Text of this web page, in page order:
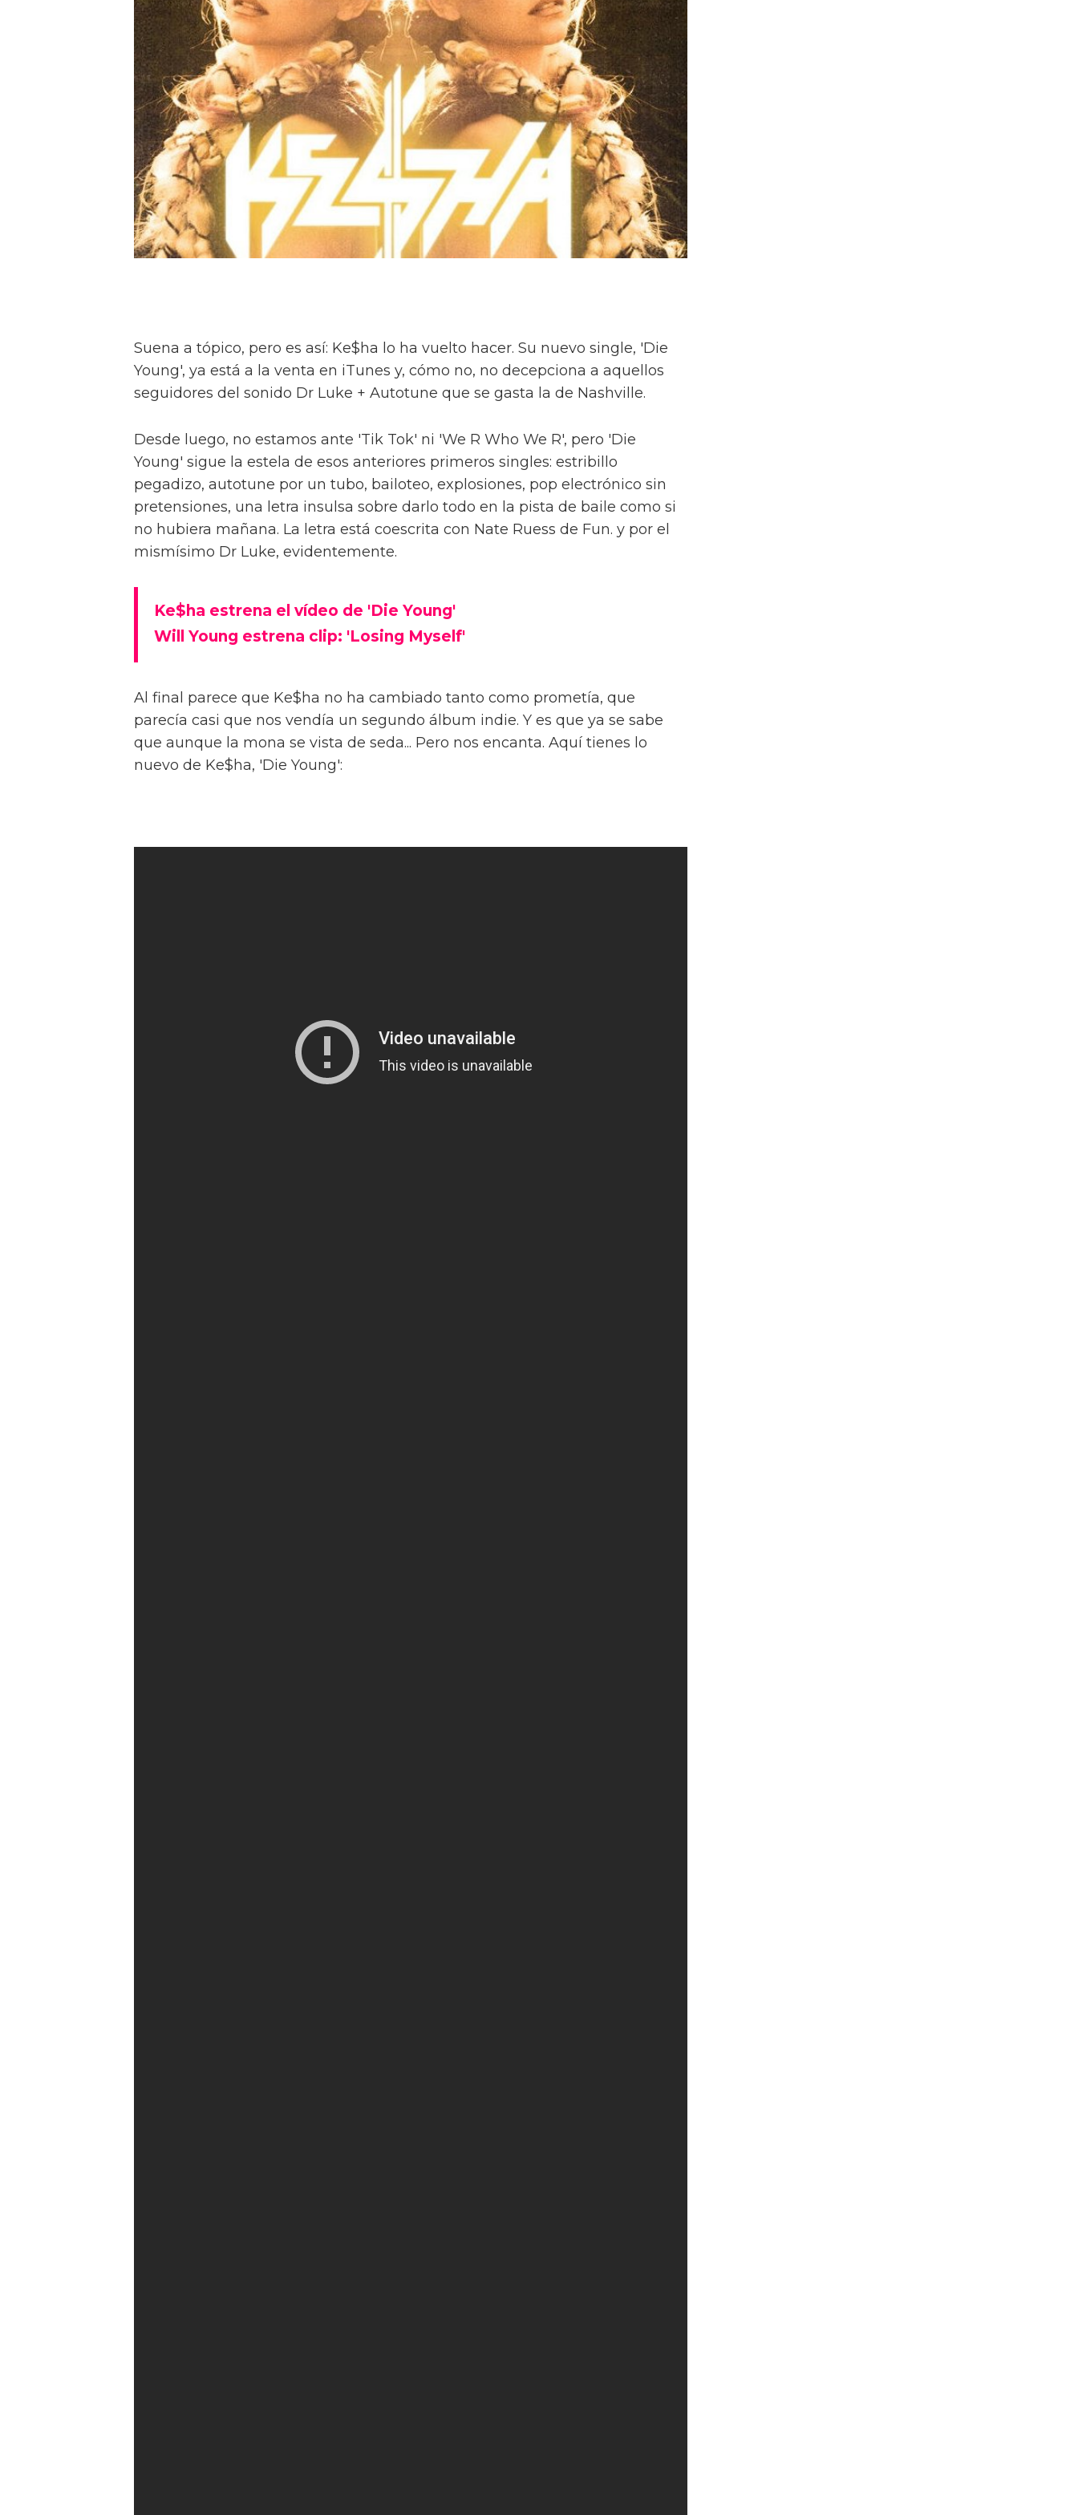
Suena a tópico, pero es así: Ke$ha lo ha vuelto hacer. Su nuevo single, 'Die
Young', ya está a la venta en iTunes y, cómo no, no decepciona a aquellos
seguidores del sonido Dr Luke + Autotune que se gasta la de Nashville.
Desde luego, no estamos ante 'Tik Tok' ni 'We R Who We R', pero 'Die
Young' sigue la estela de esos anteriores primeros singles: estribillo
pegadizo, autotune por un tubo, bailoteo, explosiones, pop electrónico sin
pretensiones, una letra insulsa sobre darlo todo en la pista de baile como si
no hubiera mañana. La letra está coescrita con Nate Ruess de Fun. y por el
mismísimo Dr Luke, evidentemente.
Ke$ha estrena el vídeo de 'Die Young'
Will Young estrena clip: 'Losing Myself'
Al final parece que Ke$ha no ha cambiado tanto como prometía, que
parecía casi que nos vendía un segundo álbum indie. Y es que ya se sabe
que aunque la mona se vista de seda... Pero nos encanta. Aquí tienes lo
nuevo de Ke$ha, 'Die Young':